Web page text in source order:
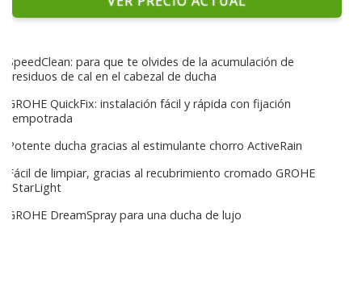
SpeedClean: para que te olvides de la acumulación de
residuos de cal en el cabezal de ducha
GROHE QuickFix: instalación fácil y rápida con fijación
empotrada
Potente ducha gracias al estimulante chorro ActiveRain
Fácil de limpiar, gracias al recubrimiento cromado GROHE
StarLight
GROHE DreamSpray para una ducha de lujo